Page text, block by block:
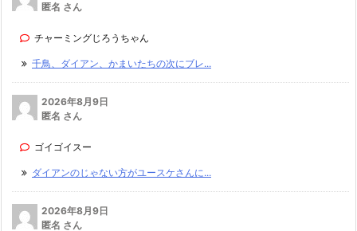
匿名 さん
チャーミングじろうちゃん
千鳥、ダイアン、かまいたちの次にブレ...
2026年8月9日
匿名 さん
ゴイゴイスー
ダイアンのじゃない方がユースケさんに...
2026年8月9日
匿名 さん